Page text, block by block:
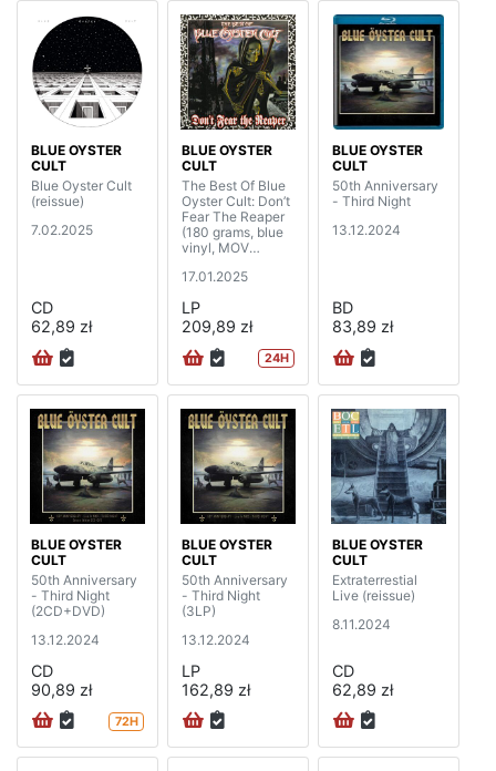
BLUE OYSTER
CULT
Blue Oyster Cult
(reissue)
7.02.2025
CD
62,89 zł
BLUE OYSTER
CULT
The Best Of Blue
Oyster Cult: Don’t
Fear The Reaper
(180 grams, blue
vinyl, MOV
17.01.2025
LP
209,89 zł
24H
BLUE OYSTER
CULT
50th Anniversary
- Third Night
13.12.2024
BD
83,89 zł
BLUE OYSTER
CULT
50th Anniversary
- Third Night
(2CD+DVD)
13.12.2024
CD
90,89 zł
72H
BLUE OYSTER
CULT
50th Anniversary
- Third Night
(3LP)
13.12.2024
LP
162,89 zł
BLUE OYSTER
CULT
Extraterrestial
Live (reissue)
8.11.2024
CD
62,89 zł